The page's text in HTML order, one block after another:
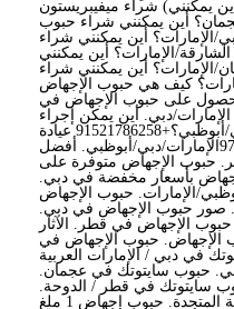
يمكنني) شراء ميفيبريستون
أين يمكنني شراء حبوب
الإمارات؟ أين يمكنني شراء
الإجهاض في الشارقة/الإمارات؟ أين يمكنني
أين يمكنني شراء
كيف هي حبوب الإجهاض
على حبوب الإجهاض في
دبي. أين يمكن إجراء
عملية إجهاض في الإمارات/دبي/أبوظبي؟+91521786258 عيادة
إجهاض آمنة في +971521786258الإمارات/دبي/أبوظبي. أفضل
حبوب الإجهاض متوفرة على
بأسعار مخفضة في دبي.
الإمارات. حبوب الإجهاض
صور حبوب الإجهاض في دبي.
الإجهاض في قطر. الآثار
الإجهاض. حبوب الإجهاض في
حبوب سايتوتك في دبي / الإمارات العربية
حبوب سايتوتك في عجمان.
سايتوتك في قطر / الدوحة.
حبوب الإجهاض في الإمارات العربية المتحدة. حبوب إجهاض 1 ملغ